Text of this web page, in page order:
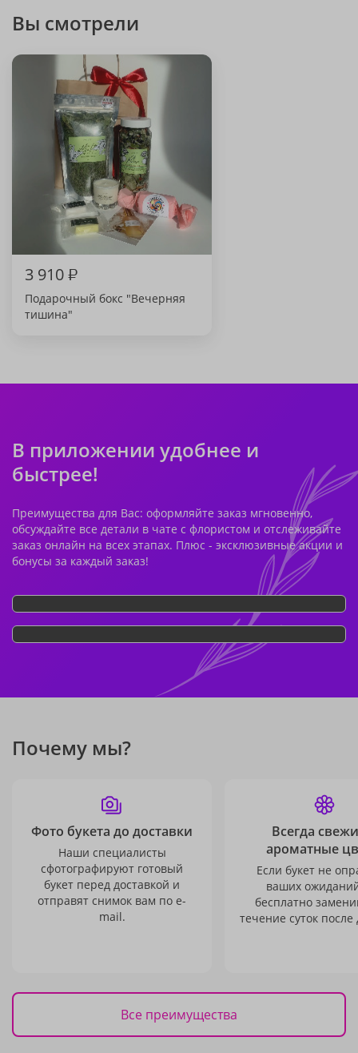
Вы смотрели
3 910₽
Подарочный бокс "Вечерняя
тишина"
В приложении удобнее и
быстрее!
Преимущества для Вас: оформляйте заказ мгновенно,
обсуждайте все детали в чате с флористом и отслеживайте
заказ онлайн на всех этапах. Плюс - эксклюзивные акции и
бонусы за каждый заказ!
Почему мы?
Фото букета до доставки
Наши специалисты
сфотографируют готовый
букет перед доставкой и
отправят снимок вам по e-
mail.
Всегда
ароматные
Если букет не
ваших
бесплатно
течение суток после
Все преимущества